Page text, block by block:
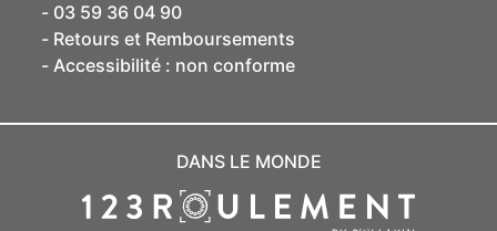
03 59 36 04 90
Retours et Remboursements
Accessibilité : non conforme
DANS LE MONDE